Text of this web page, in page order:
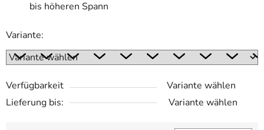
bis höheren Spann
Variante:
Verfügbarkeit
Variante wählen
Lieferung bis:
Variante wählen